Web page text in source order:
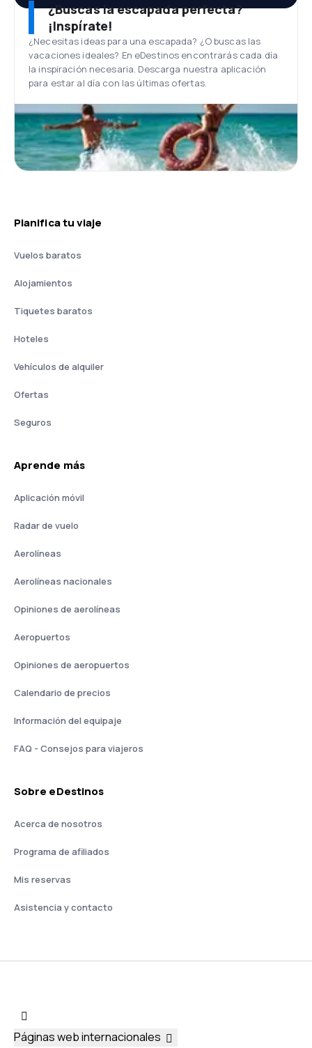
¿Buscas la escapada perfecta?
¡Inspírate!
¿Necesitas ideas para una escapada? ¿O buscas las
vacaciones ideales? En eDestinos encontrarás cada día
la inspiración necesaria. Descarga nuestra aplicación
para estar al día con las últimas ofertas.
Planifica tu viaje
Vuelos baratos
Alojamientos
Tiquetes baratos
Hoteles
Vehículos de alquiler
Ofertas
Seguros
Aprende más
Aplicación móvil
Radar de vuelo
Aerolíneas
Aerolíneas nacionales
Opiniones de aerolíneas
Aeropuertos
Opiniones de aeropuertos
Calendario de precios
Información del equipaje
FAQ - Consejos para viajeros
Sobre eDestinos
Acerca de nosotros
Programa de afiliados
Mis reservas
Asistencia y contacto
Páginas web internacionales